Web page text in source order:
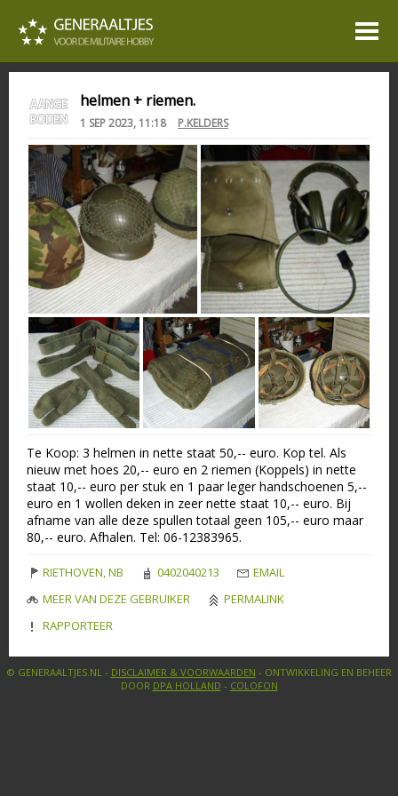
helmen + riemen.
1 SEP 2023, 11:18 P.KELDERS
Te Koop: 3 helmen in nette staat 50,-- euro. Kop tel. Als
nieuw met hoes 20,-- euro en 2 riemen (Koppels) in nette
staat 10,-- euro per stuk en 1 paar leger handschoenen 5,--
euro en 1 wollen deken in zeer nette staat 10,-- euro. Bij
afname van alle deze spullen totaal geen 105,-- euro maar
80,-- euro. Afhalen. Tel: 06-12383965.
RIETHOVEN, NB 0402040213
EMAIL
MEER VAN DEZE GEBRUIKER
PERMALINK
RAPPORTEER
© GENERAALTJES.NL - DISCLAIMER & VOORWAARDEN - ONTWIKKELING EN BEHEER
DOOR DPA HOLLAND - COLOFON